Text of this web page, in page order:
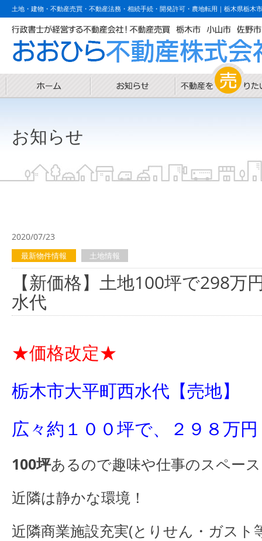
土地・建物・不動産売買・不動産法務・相続手続・開発許可・農地転用｜栃木県栃木
お知らせ
2020/07/23
最新物件情報 土地情報
【新価格】土地100坪で298万
水代
★価格改定★
栃木市大平町西水代【売地】
広々約１００坪で、２９８万
100坪あるので趣味や仕事のスペー
近隣は静かな環境！
近隣商業施設充実(とりせん・ガスト